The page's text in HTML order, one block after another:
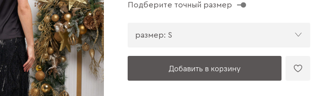
Добавить в корзину
Подберите точный размер
размер: S